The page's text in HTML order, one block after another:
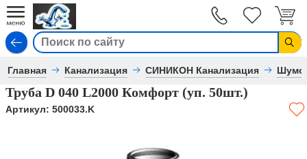
Главная Канализация СИНИКОН Канализация
Труба D 040 L2000 Комфорт (уп. 50шт.)
Артикул: 500033.K